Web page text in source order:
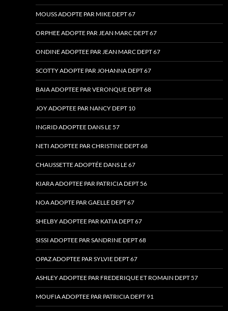
MOUSS ADOPTE PAR MIKE DEPT 67
ORPHEE ADOPTE PAR JEAN MARC DEPT 67
ONDINE ADOPTEE PAR JEAN MARC DEPT 67
SCOTTY ADOPTE PAR JOHANNA DEPT 67
BAIA ADOPTEE PAR VERONQUE DEPT 68
JOY ADOPTEE PAR NANCY DEPT 10
INGRID ADOPTEE DANS LE 57
NETI ADOPTEE PAR CHRISTINE DEPT 68
CHAUSSETTE ADOPTÉE DANS LE 67
KIARA ADOPTEE PAR PATRICIA DEPT 56
NOA ADOPTE PAR GAELLE DEPT 67
SHELBY ADOPTEE PAR KATIA DEPT 67
SISSI ADOPTEE PAR SANDRINE DEPT 68
OPAZ ADOPTEE PAR SYLVIE DEPT 67
ASHLEY ADOPTEE PAR FREDERIQUE ET ROMAIN DEPT 57
MOUFIA ADOPTEE PAR PATRICIA DEPT 91